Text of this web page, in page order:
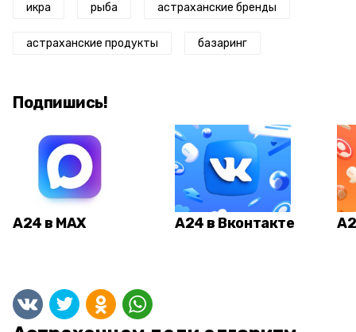
икра рыба астраханские бренды
астраханские продукты базаринг
Подпишись!
А24 в MAX А24 в Вконтакте